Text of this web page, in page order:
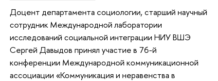
Доцент департамента социологии, старший научный
сотрудник Международной лаборатории
исследований социальной интеграции НИУ ВШЭ
Сергей Давыдов принял участие в 76-й
конференции Международной коммуникационной
ассоциации «Коммуникация и неравенства в